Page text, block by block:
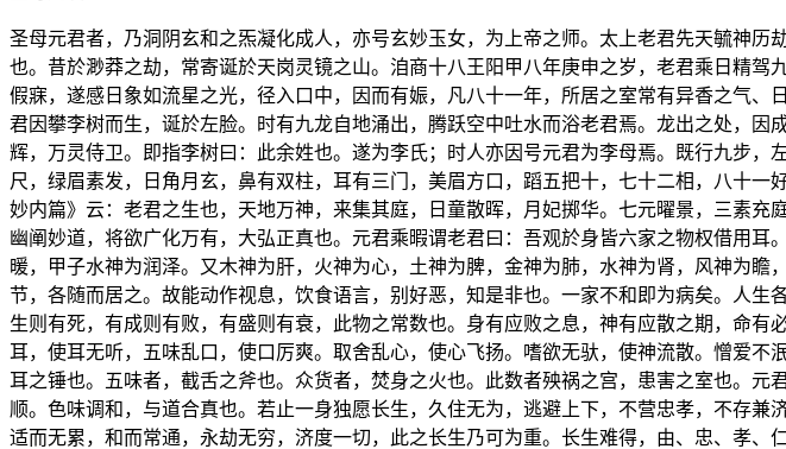
圣母元君者，乃洞阴玄和之炁凝化成人，亦号玄妙玉女，为上帝之师。太上老君先天毓神
也。昔於渺莽之劫，常寄诞於天岗灵镜之山。洎商十八王阳甲八年庚申之岁，老君乘日精
假寐，遂感日象如流星之光，径入口中，因而有娠，凡八十一年，所居之室常有异香之气
君因攀李树而生，诞於左脸。时有九龙自地涌出，腾跃空中吐水而浴老君焉。龙出之处，
辉，万灵侍卫。即指李树曰：此余姓也。遂为李氏；时人亦因号元君为李母焉。既行九步
尺，绿眉素发，日角月玄，鼻有双柱，耳有三门，美眉方口，蹈五把十，七十二相，八十
妙内篇》云：老君之生也，天地万神，来集其庭，日童散晖，月妃掷华。七元曜景，三素
幽阐妙道，将欲广化万有，大弘正真也。元君乘暇谓老君曰：吾观於身皆六家之物权借用
暖，甲子水神为润泽。又木神为肝，火神为心，土神为脾，金神为肺，水神为肾，风神为
节，各随而居之。故能动作视息，饮食语言，别好恶，知是非也。一家不和即为病矣。人
生则有死，有成则有败，有盛则有衰，此物之常数也。身有应败之息，神有应散之期，命
耳，使耳无听，五味乱口，使口厉爽。取舍乱心，使心飞扬。嗜欲无驮，使神流散。憎爱
耳之锤也。五味者，截舌之斧也。众货者，焚身之火也。此数者殃祸之宫，患害之室也。
顺。色味调和，与道合真也。若止一身独愿长生，久住无为，逃避上下，不营忠孝，不存
适而无累，和而常通，永劫无穷，济度一切，此之长生乃可为重。长生难得，由、忠、孝